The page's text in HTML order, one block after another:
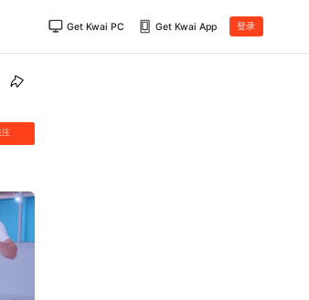
Get Kwai PC Get Kwai App 登录
注